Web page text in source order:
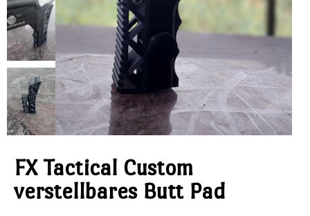
FX Tactical Custom
verstellbares Butt Pad